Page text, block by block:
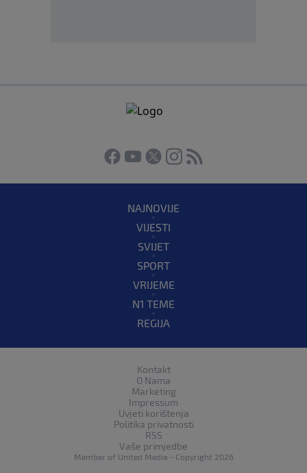
NAJNOVIJE
VIJESTI
SVIJET
SPORT
VRIJEME
N1 TEME
REGIJA
Kontakt
O Nama
Marketing
Impressum
Uvjeti korištenja
Politika privatnosti
RSS
Vaše primjedbe
Member of United Media - Copyright 2026